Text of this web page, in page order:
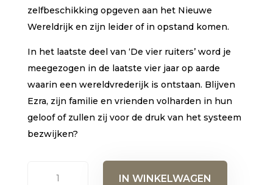
zelfbeschikking opgeven aan het Nieuwe
Wereldrijk en zijn leider of in opstand komen.
In het laatste deel van ‘De vier ruiters’ word je
meegezogen in de laatste vier jaar op aarde
waarin een wereldvrederijk is ontstaan. Blijven
Ezra, zijn familie en vrienden volharden in hun
geloof of zullen zij voor de druk van het systeem
bezwijken?
IN WINKELWAGEN